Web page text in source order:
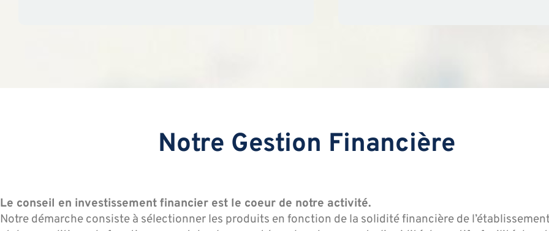
Notre Gestion Financière
Le conseil en investissement financier est le coeur de notre activité.
Notre démarche consiste à sélectionner les produits en fonction de la solidité financière de